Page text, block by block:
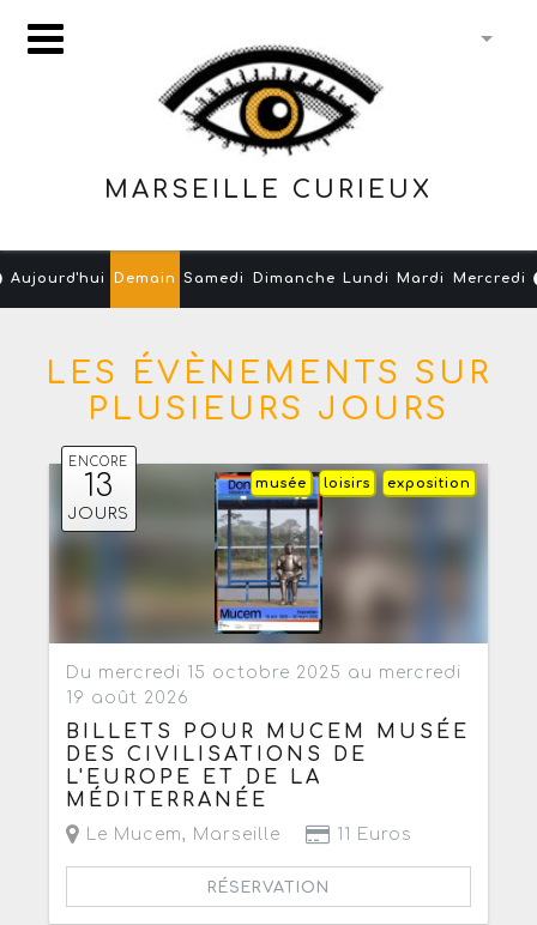
MARSEILLE CURIEUX
Aujourd'hui Demain Samedi Dimanche Lundi Mardi Mercredi
LES ÉVÈNEMENTS SUR
PLUSIEURS JOURS
ENCORE
13
JOURS
exposition
loisirs
musée
Du mercredi 15 octobre 2025 au mercredi
19 août 2026
BILLETS POUR MUCEM MUSÉE
DES CIVILISATIONS DE
L'EUROPE ET DE LA
MÉDITERRANÉE
Le Mucem, Marseille 11 Euros
RÉSERVATION